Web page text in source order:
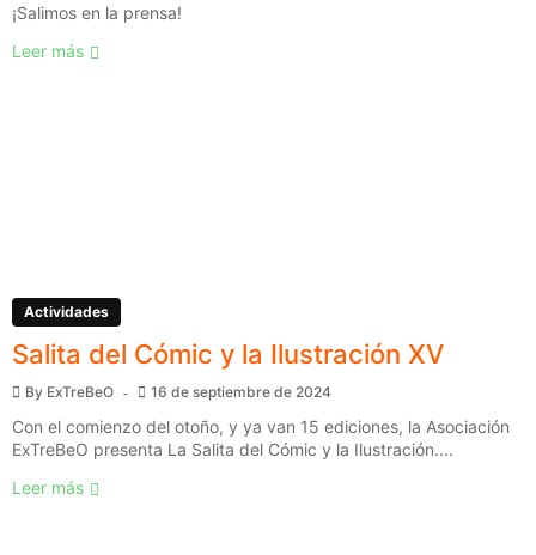
¡Salimos en la prensa!
Leer más
Actividades
Salita del Cómic y la Ilustración XV
By ExTreBeO 16 de septiembre de 2024
Con el comienzo del otoño, y ya van 15 ediciones, la Asociación
ExTreBeO presenta La Salita del Cómic y la Ilustración....
Leer más